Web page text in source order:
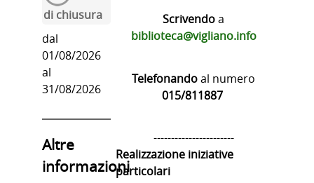
di chiusura
dal
01/08/2026
al
31/08/2026
Altre
informazioni
Scrivendoa
biblioteca@vigliano.info
Telefonandoal numero
015/811887
-----------------------
Realizzazione iniziative
particolari